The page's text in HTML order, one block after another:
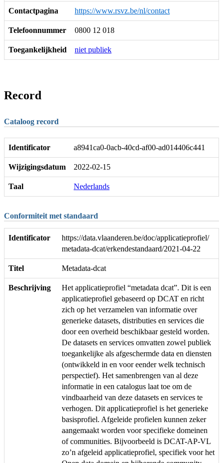
Contactpagina https://www.rsvz.be/nl/contact
Telefoonnummer 0800 12 018
Toegankelijkheid niet publiek
Record
Cataloog record
Identificator a8941ca0-0acb-40cd-af00-ad014406c441
Wijzigingsdatum 2022-02-15
Taal Nederlands
Conformiteit met standaard
Identificator
https://data.vlaanderen.be/doc/applicatieprofiel/
metadata-dcat/erkendestandaard/2021-04-22
Titel Metadata-dcat
Beschrijving
Het applicatieprofiel “metadata dcat”. Dit is een
applicatieprofiel gebaseerd op DCAT en richt
zich op het verzamelen van informatie over
generieke datasets, distributies en services die
door een overheid beschikbaar gesteld worden.
De datasets en services omvatten zowel publiek
toegankelijke als afgeschermde data en diensten
(ontwikkeld in en voor eender welk technisch
perspectief). Het samenbrengen van al deze
informatie in een catalogus laat toe om de
vindbaarheid van deze datasets en services te
verhogen. Dit applicatieprofiel is het generieke
basisprofiel. Afgeleide profielen kunnen zeker
aangemaakt worden voor specifieke domeinen
of communities. Bijvoorbeeld is DCAT-AP-VL
zo’n afgeleid applicatieprofiel, specifiek voor het